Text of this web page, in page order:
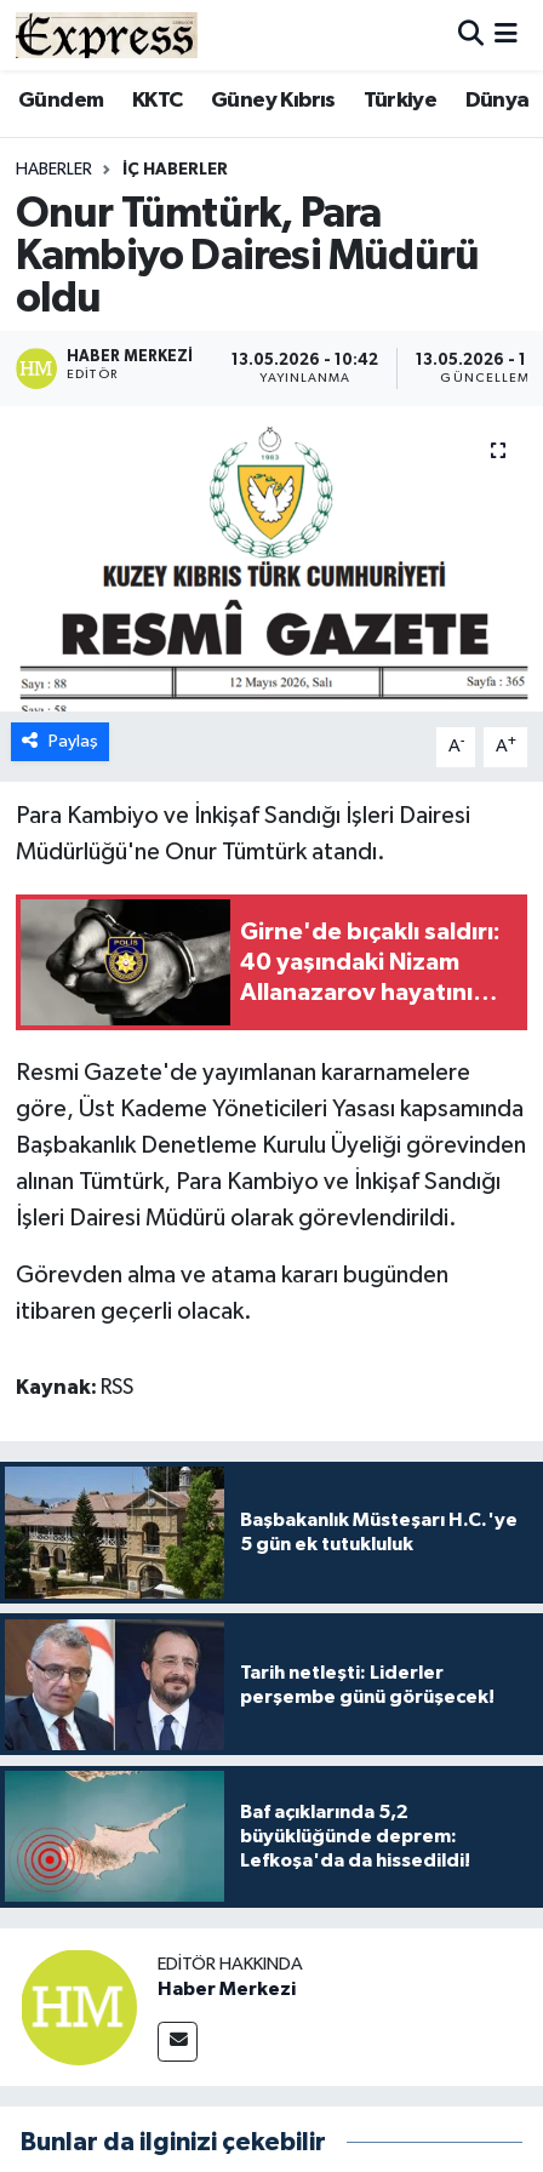
Gündem KKTC Güney Kıbrıs Türkiye Dünya
HABERLER İÇ HABERLER
Onur Tümtürk, Para
Kambiyo Dairesi Müdürü
oldu
HABER MERKEZI
EDITÖR
13.05.2026 - 10:42
YAYINLANMA
13.05.2026 -
GÜNCELLEME
Paylaş A- A+
Para Kambiyo ve İnkişaf Sandığı İşleri Dairesi
Müdürlüğü'ne Onur Tümtürk atandı.
Girne'de bıçaklı saldırı:
40 yaşındaki Nizam
Allanazarov hayatını
Resmi Gazete'de yayımlanan kararnamelere
göre, Üst Kademe Yöneticileri Yasası kapsamında
Başbakanlık Denetleme Kurulu Üyeliği görevinden
alınan Tümtürk, Para Kambiyo ve İnkişaf Sandığı
İşleri Dairesi Müdürü olarak görevlendirildi.
Görevden alma ve atama kararı bugünden
itibaren geçerli olacak.
Kaynak: RSS
Başbakanlık Müsteşarı H.C.'ye
5 gün ek tutukluluk
Tarih netleşti: Liderler
perşembe günü görüşecek!
Baf açıklarında 5,2
büyüklüğünde deprem:
Lefkoşa'da da hissedildi!
EDITÖR HAKKINDA
Haber Merkezi
Bunlar da ilginizi çekebilir
ALAYKÖY
BİLİM
ÇATALKÖY
ESENTEPE
GAZİMAĞUSA
GİRNE
GÜNEY KIBRIS
İÇ HABERLER
KÜLTÜR SANAT
LAPTA
LEFKOŞA
MAGAZİN
Nöbetçi Eczaneler
ÖZEL HABER
SAĞLIK
SİYASET
TATLISU
TEKNOLOJİ
TİCARET
YAŞAM
Hava Durumu
Süper Lig Puan Durumu ve Fikstür
Tüm Manşetler